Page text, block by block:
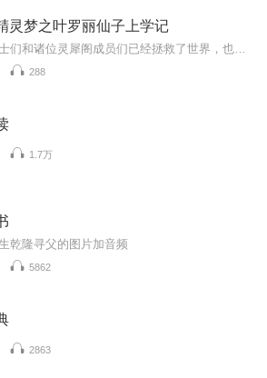
灵梦之叶罗丽仙子上学记
288
1.7万
乾隆寻父的图片加音频
5862
2863